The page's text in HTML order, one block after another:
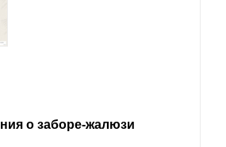
о заборе-жалюзи